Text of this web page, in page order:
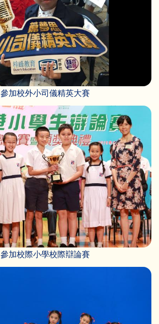
參加校外小司儀精英大賽
參加校際小學校際辯論賽